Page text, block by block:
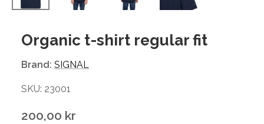
Organic t-shirt regular fit
Brand: SIGNAL
SKU: 23001
200,00 kr